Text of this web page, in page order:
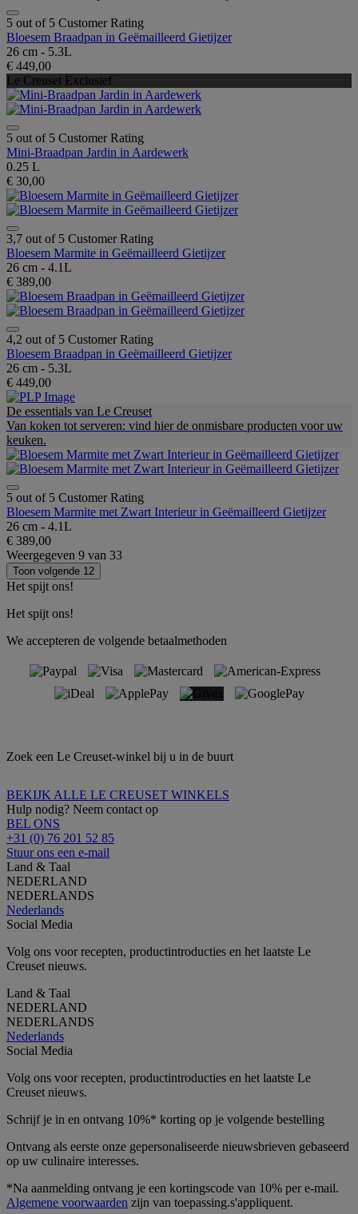
5 out of 5 Customer Rating
Bloesem Braadpan in Geëmailleerd Gietijzer
26 cm - 5.3L
€ 449,00
Le Creuset Exclusief
5 out of 5 Customer Rating
Mini-Braadpan Jardin in Aardewerk
0.25 L
€ 30,00
3,7 out of 5 Customer Rating
Bloesem Marmite in Geëmailleerd Gietijzer
26 cm - 4.1L
€ 389,00
4,2 out of 5 Customer Rating
Bloesem Braadpan in Geëmailleerd Gietijzer
26 cm - 5.3L
€ 449,00
De essentials van Le Creuset
Van koken tot serveren: vind hier de onmisbare producten voor uw
keuken.
5 out of 5 Customer Rating
Bloesem Marmite met Zwart Interieur in Geëmailleerd Gietijzer
26 cm - 4.1L
€ 389,00
Weergegeven 9 van 33
Toon volgende 12
Het spijt ons!
Het spijt ons!
We accepteren de volgende betaalmethoden
Zoek een Le Creuset-winkel bij u in de buurt
BEKIJK ALLE LE CREUSET WINKELS
Hulp nodig? Neem contact op
BEL ONS
+31 (0) 76 201 52 85
Stuur ons een e-mail
Land & Taal
NEDERLAND
NEDERLANDS
Nederlands
Social Media
Volg ons voor recepten, productintroducties en het laatste Le
Creuset nieuws.
Land & Taal
NEDERLAND
NEDERLANDS
Nederlands
Social Media
Volg ons voor recepten, productintroducties en het laatste Le
Creuset nieuws.
Schrijf je in en ontvang 10%* korting op je volgende bestelling
Ontvang als eerste onze gepersonaliseerde nieuwsbrieven gebaseerd
op uw culinaire interesses.
*Na aanmelding ontvang je een kortingscode van 10% per e-mail.
Algemene voorwaarden zijn van toepassing.s'appliquent.